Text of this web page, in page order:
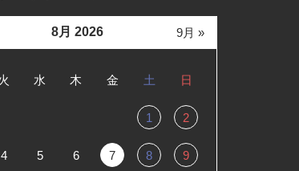
8月 2026
水 木 金 土 日
1 2
4 5 6 7 8 9
9月 »